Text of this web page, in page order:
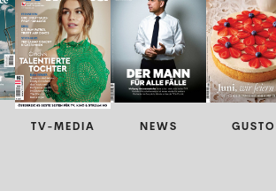
TV-MEDIA NEWS GUSTO